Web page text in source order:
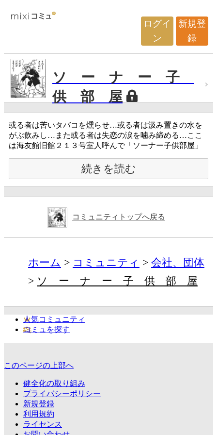
ログイ
ン
新規登
録
ソ ー ナ ー 子
供 部 屋
或る者は苦いタバコを燻らせ…或る者は汲み置きの水を
がぶ飲みし…また或る者は失恋の涙を噛み締める…ここ
は海友館旧館２１３号室人呼んで「ソーナー子供部屋」
続きを読む
コミュニティトップへ戻る
ホーム コミュニティ
会社、団体
ソ ー ナ ー 子 供 部 屋
人気コミュニティ
コミュを探す
このページの上部へ
健全化の取り組み
プライバシーポリシー
新規登録
利用規約
ライセンス